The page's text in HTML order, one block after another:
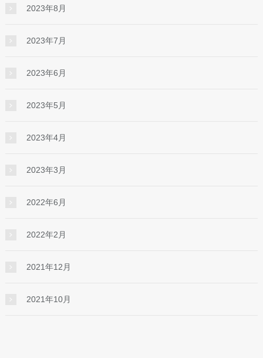
2023年8月
2023年7月
2023年6月
2023年5月
2023年4月
2023年3月
2022年6月
2022年2月
2021年12月
2021年10月